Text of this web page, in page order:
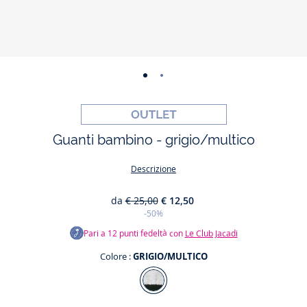
-
01 02
Guanti bambino - grigio/multico
Descrizione
da € 25,00 € 12,50
-50%
Pari a 12punti fedeltà con Le Club Jacadi
Colore :GRIGIO/MULTICO
Colore
GRIGIO/MULTICO